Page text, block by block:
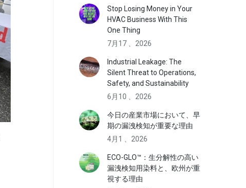
Stop Losing Money in Your
HVAC Business With This
One Thing
7月17 、2026
Industrial Leakage: The
Silent Threat to Operations,
Safety, and Sustainability
6月10 、2026
今日の産業市場において、早
期の漏洩検知が重要な理由
4月1 、2026
ECO-GLO™：生分解性の高い
漏洩検知用染料と、欧州が重
視する理由